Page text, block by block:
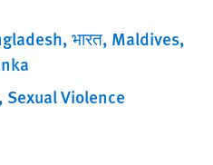
भारत Maldives
Sexual Violence